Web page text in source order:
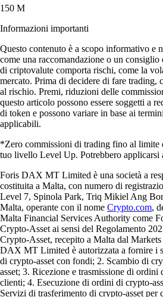
150 M
Informazioni importanti
Questo contenuto è a scopo informativo e
come una raccomandazione o un
di criptovalute comporta rischi, come la
mercato. Prima di decidere di fare trading,
al rischio. Premi, riduzioni delle
questo articolo possono essere soggetti a
di token e possono variare in base ai
applicabili.
*Zero commissioni di trading fino al limite
tuo livello Level Up. Potrebbero applicarsi
Foris DAX MT Limited è una società a
costituita a Malta, con numero di
Level 7, Spinola Park, Triq Mikiel Ang
Malta, operante con il nome Crypto.com,
Malta Financial Services Authority come
Crypto-Asset ai sensi del Regolamento
Crypto-Asset, recepito a Malta dal
DAX MT Limited è autorizzata a fornire i
di crypto-asset con fondi; 2. Scambio di
asset; 3. Ricezione e trasmissione di ordini
clienti; 4. Esecuzione di ordini di crypto-
Servizi di trasferimento di crypto-asset per